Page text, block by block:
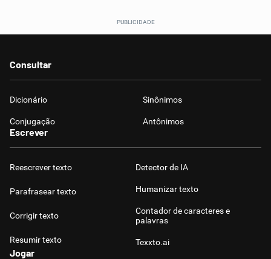
Consultar
Dicionário Sinônimos
Conjugação Antônimos
Escrever
Reescrever texto
Parafrasear texto
Corrigir texto
Resumir texto
Detector de IA
Humanizar texto
Contador de caracteres e
palavras
Texxto.ai
Jogar